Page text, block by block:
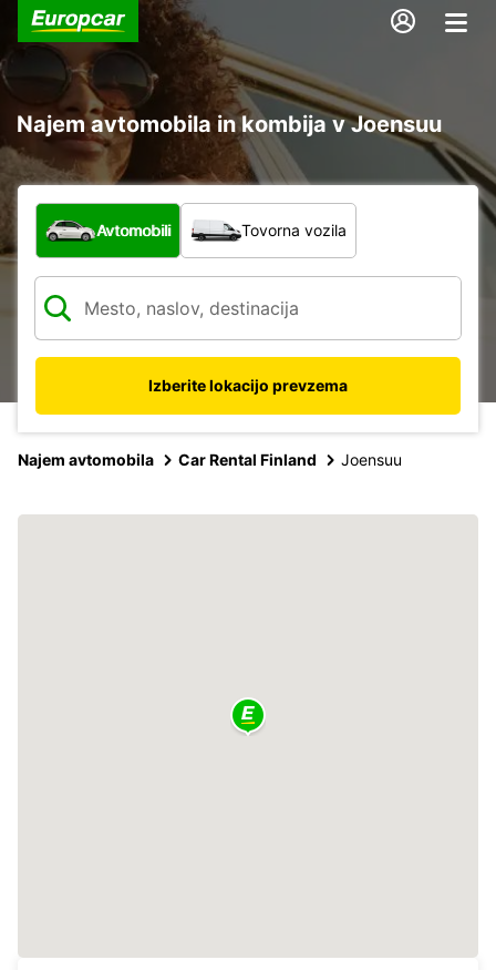
Najem avtomobila in kombija v Joensuu
Katera vrsta vozila?
Avtomobili Tovorna vozila
Izberite lokacijo prevzema
Najem avtomobila Car Rental Finland Joensuu